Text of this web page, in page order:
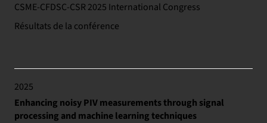
CSME-CFDSC-CSR 2025 International Congress
Résultats de la conférence
2025
Enhancing noisy PIV measurements through signal
processing and machine learning techniques